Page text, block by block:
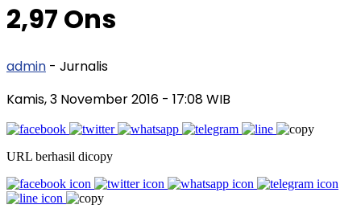
2,97 Ons
admin - Jurnalis
Kamis, 3 November 2016 - 17:08 WIB
URL berhasil dicopy